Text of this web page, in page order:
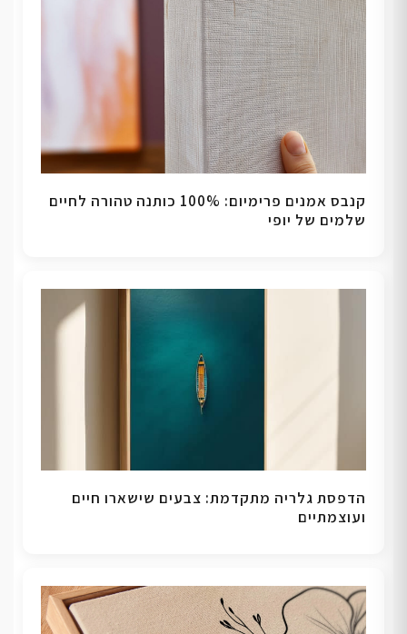
קנבס אמנים פרימיום: 100% כותנה טהורה לחיים
שלמים של יופי
הדפסת גלריה מתקדמת: צבעים שישארו חיים
ועוצמתיים